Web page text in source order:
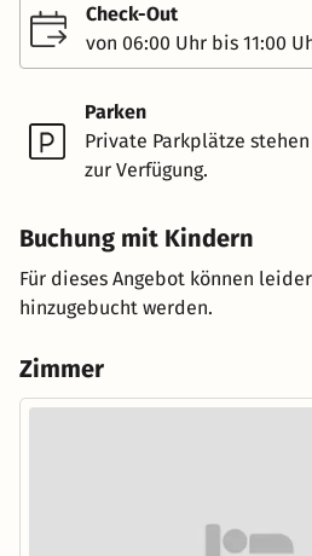
Check-Out
von 06:00 Uhr bis 11:00
Parken
Private Parkplätze
zur Verfügung.
Buchung mit Kindern
Für dieses Angebot können
hinzugebucht werden.
Zimmer